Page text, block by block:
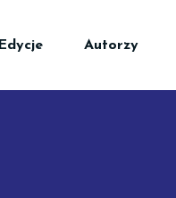
Edycje Autorzy